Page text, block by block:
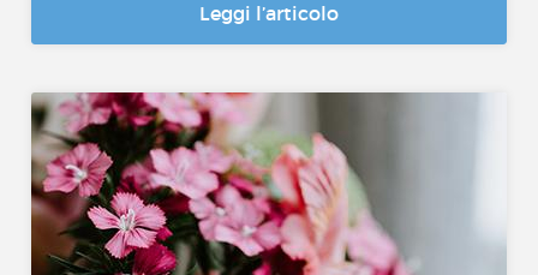
Leggi l’articolo